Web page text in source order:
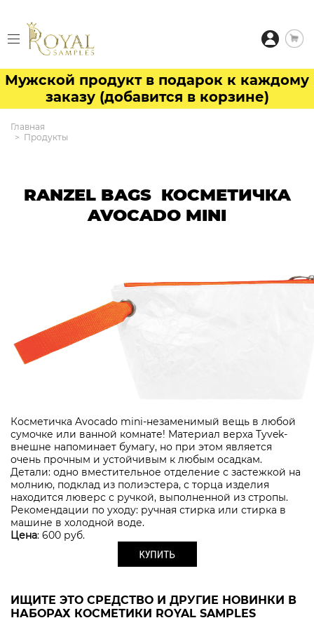
Мужской продукт в подарок к каждому
заказу (добавится в корзине)
Главная
Продукты
RANZEL BAGS КОСМЕТИЧКА
AVOCADO MINI
Косметичка Avocado mini-незаменимый вещь в любой
сумочке или ванной комнате! Материал верха Tyvek-
внешне напоминает бумагу, но при этом является
очень прочным и устойчивым к любым осадкам.
Детали: одно вместительное отделение с застежкой на
молнию, подклад из полиэстера, с торца изделия
находится люверс с ручкой, выполненной из стропы.
Рекомендации по уходу: ручная стирка или стирка в
машине в холодной воде.
Цена: 600 руб.
ИЩИТЕ ЭТО СРЕДСТВО И ДРУГИЕ НОВИНКИ В
НАБОРАХ КОСМЕТИКИ ROYAL SAMPLES